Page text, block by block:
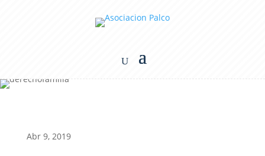
Abr 9, 2019